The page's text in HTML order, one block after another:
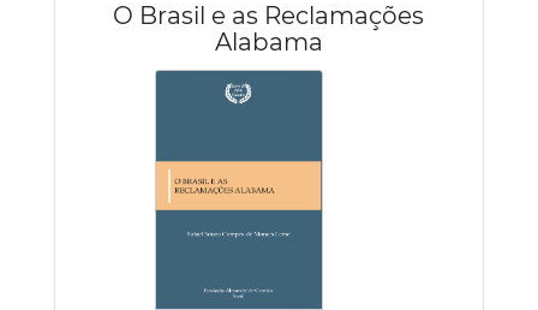
O Brasil e as Reclamações
Alabama